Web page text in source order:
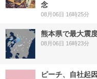
念
08月06日 16時25分
熊本県で最大震
08月06日 16時23分
ピーチ、自社起